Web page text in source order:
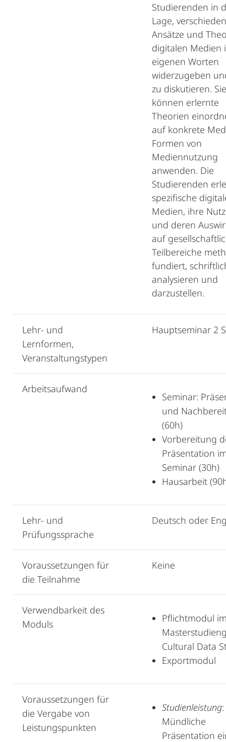
Studierenden in
Lage,
Ansätze und
digitalen Medien
eigenen Worten
widerzugeben
zu diskutieren. Sie
können erlernte
Theorien
auf konkrete
Formen von
Mediennutzung
anwenden. Die
Studierenden
spezifische
Medien, ihre
und deren
auf
Teilbereiche
fundiert,
analysieren und
darzustellen.
Lehr- und
Lernformen,
Veranstaltungstypen
Hauptseminar 2
Arbeitsaufwand
Seminar:
und
(60h)
Vorbereitung
Präsentation
Seminar (30h)
Hausarbeit
Lehr- und
Prüfungssprache
Deutsch oder
Voraussetzungen für
die Teilnahme
Keine
Verwendbarkeit des
Moduls
Pflichtmodul
Cultural Data
Exportmodul
Voraussetzungen für
die Vergabe von
Leistungspunkten
Studienleistung:
Mündliche
Präsentation